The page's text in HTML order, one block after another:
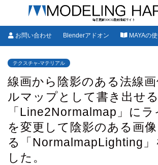
お問い合わせ Blenderアドオン MAYAの
テクスチャ-マテリアル
線画から陰影のある法線
ルマップとして書き出せ
「Line2Normalmap」にラ
を変更して陰影のある画
る「NormalmapLighting」
した。